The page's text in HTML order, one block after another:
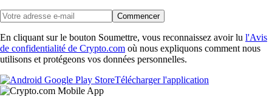
Commencer
En cliquant sur le bouton Soumettre, vous reconnaissez avoir lu l'Avis
de confidentialité de Crypto.com où nous expliquons comment nous
utilisons et protégeons vos données personnelles.
Télécharger l'application